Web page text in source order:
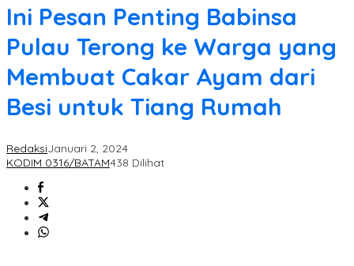
Ini Pesan Penting Babinsa
Pulau Terong ke Warga yang
Membuat Cakar Ayam dari
Besi untuk Tiang Rumah
RedaksiJanuari 2, 2024
KODIM 0316/BATAM438 Dilihat